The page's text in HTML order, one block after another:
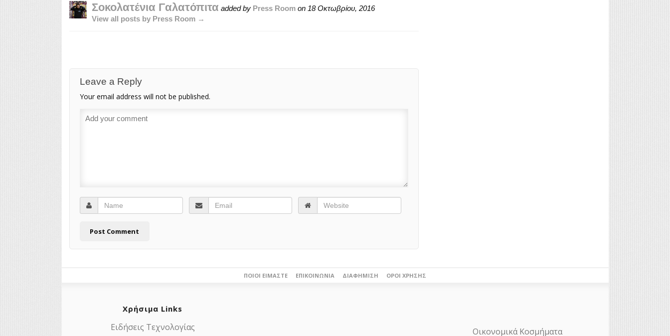
Σοκολατένια Γαλατόπιτα added by Press Roomon 18 Οκτωβρίου, 2016
View all posts by Press Room →
Leave a Reply
Your email address will not be published.
ΠΟΙΟΙ ΕΊΜΑΣΤΕ ΕΠΙΚΟΙΝΩΝΊΑ ΔΙΑΦΉΜΙΣΗ ΌΡΟΙ ΧΡΉΣΗΣ
Χρήσιμα Links
Ειδήσεις Τεχνολογίας Οικονομικά Κοσμήματα